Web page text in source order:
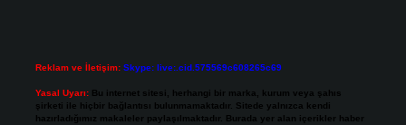
Reklam ve İletişim: Skype: live:.cid.575569c608265c69
Yasal Uyarı: Bu internet sitesi, herhangi bir marka, kurum veya şahıs
şirketi ile hiçbir bağlantısı bulunmamaktadır. Sitede yalnızca kendi
hazırladığımız makaleler paylaşılmaktadır. Burada yer alan içerikler haber